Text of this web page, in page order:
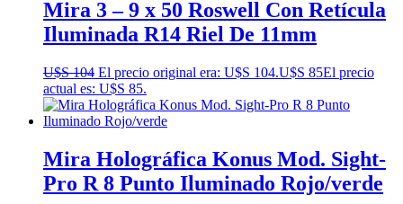
Mira 3 – 9 x 50 Roswell Con Retícula
Iluminada R14 Riel De 11mm
U$S104 El precio original era: U$S 104.U$S 85El precio
actual es: U$S 85.
Mira Holográfica Konus Mod. Sight-
Pro R 8 Punto Iluminado Rojo/verde